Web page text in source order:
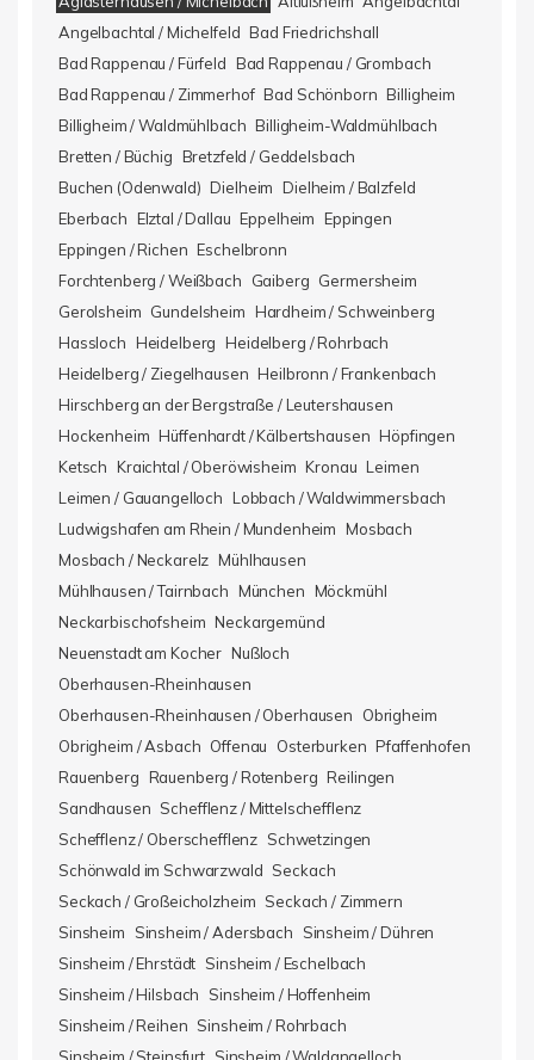
Angelbachtal / Michelfeld Bad Friedrichshall
Bad Rappenau / Fürfeld Bad Rappenau / Grombach
Bad Rappenau / Zimmerhof Bad Schönborn Billigheim
Billigheim / Waldmühlbach Billigheim-Waldmühlbach
Bretten / Büchig Bretzfeld / Geddelsbach
Buchen (Odenwald) Dielheim Dielheim / Balzfeld
Eberbach Elztal / Dallau Eppelheim Eppingen
Eppingen / Richen Eschelbronn
Forchtenberg / Weißbach
Gaiberg Germersheim
Gerolsheim Gundelsheim Hardheim / Schweinberg
Hassloch Heidelberg Heidelberg / Rohrbach
Heidelberg / Ziegelhausen Heilbronn / Frankenbach
Hirschberg an der Bergstraße / Leutershausen
Hockenheim Hüffenhardt / Kälbertshausen Höpfingen
Ketsch Kraichtal / Oberöwisheim Kronau Leimen
Leimen / Gauangelloch Lobbach / Waldwimmersbach
Ludwigshafen am Rhein / Mundenheim Mosbach
Mosbach / Neckarelz Mühlhausen
Mühlhausen / Tairnbach München Möckmühl
Neckarbischofsheim Neckargemünd
Neuenstadt am Kocher Nußloch
Oberhausen-Rheinhausen
Oberhausen-Rheinhausen / Oberhausen
Obrigheim
Obrigheim / Asbach Offenau Osterburken Pfaffenhofen
Rauenberg Rauenberg / Rotenberg Reilingen
Sandhausen Schefflenz / Mittelschefflenz
Schefflenz / Oberschefflenz Schwetzingen
Schönwald im Schwarzwald Seckach
Seckach / Großeicholzheim Seckach / Zimmern
Sinsheim
Sinsheim / Adersbach
Sinsheim / Dühren
Sinsheim / Ehrstädt Sinsheim / Eschelbach
Sinsheim / Hilsbach
Sinsheim / Hoffenheim
Sinsheim / Reihen Sinsheim / Rohrbach